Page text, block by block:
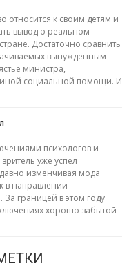
относится к своим детям и
вывод о реальном
Достаточно сравнить
вынужденным
министра,
социальной помощи. И
психологов и
уже успел
изменчивая мода
в направлении
границей в этом году
хорошо забытой